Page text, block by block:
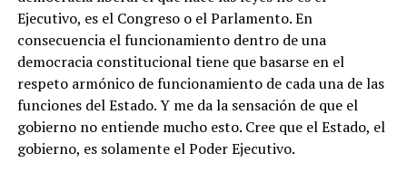
Ejecutivo, es el Congreso o el Parlamento. En
consecuencia el funcionamiento dentro de una
democracia constitucional tiene que basarse en el
respeto armónico de funcionamiento de cada una de las
funciones del Estado. Y me da la sensación de que el
gobierno no entiende mucho esto. Cree que el Estado, el
gobierno, es solamente el Poder Ejecutivo.